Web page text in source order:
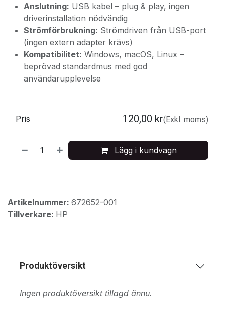
Anslutning: USB kabel – plug & play, ingen
driverinstallation nödvändig
Strömförbrukning: Strömdriven från USB-port
(ingen extern adapter krävs)
Kompatibilitet: Windows, macOS, Linux –
beprövad standardmus med god
användarupplevelse
Lägg i kundvagn
Pris 120,00 kr(Exkl. moms)
Artikelnummer: 672652-001
Tillverkare: HP
Produktöversikt
Ingen produktöversikt tillagd ännu.